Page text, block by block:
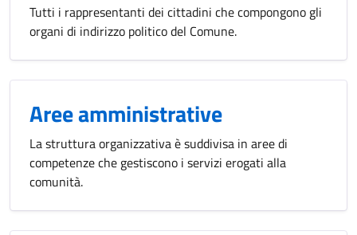
Tutti i rappresentanti dei cittadini che compongono gli
organi di indirizzo politico del Comune.
Aree amministrative
La struttura organizzativa è suddivisa in aree di
competenze che gestiscono i servizi erogati alla
comunità.